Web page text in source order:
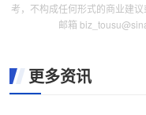
考，不构成任何形式的商业建
邮箱
更多资讯